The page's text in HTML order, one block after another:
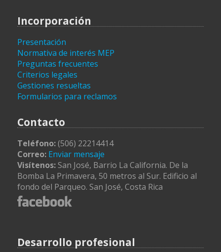
Incorporación
Presentación
Normativa de interés MEP
Preguntas frecuentes
Criterios legales
Gestiones resueltas
Formularios para reclamos
Contacto
Teléfono:(506) 22214414
Correo: Enviar mensaje
Visítenos: San José, Barrio La California. De la
Bomba La Primavera, 50 metros al Sur. Edificio al
fondo del Parqueo. San José, Costa Rica
Desarrollo profesional